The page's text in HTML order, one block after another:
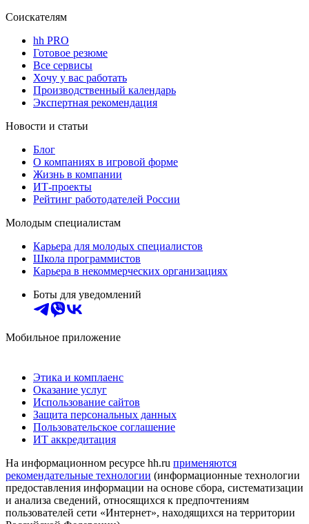
Соискателям
hh PRO
Готовое резюме
Все сервисы
Хочу у вас работать
Производственный календарь
Экспертная рекомендация
Новости и статьи
Блог
О компаниях в игровой форме
Жизнь в компании
ИТ-проекты
Рейтинг работодателей России
Молодым специалистам
Карьера для молодых специалистов
Школа программистов
Карьера в некоммерческих организациях
Боты для уведомлений
Мобильное приложение
Этика и комплаенс
Оказание услуг
Использование сайтов
Защита персональных данных
Пользовательское соглашение
ИТ аккредитация
На информационном ресурсе hh.ru применяются
рекомендательные технологии (информационные технологии
предоставления информации на основе сбора, систематизации
и анализа сведений, относящихся к предпочтениям
пользователей сети «Интернет», находящихся на территории